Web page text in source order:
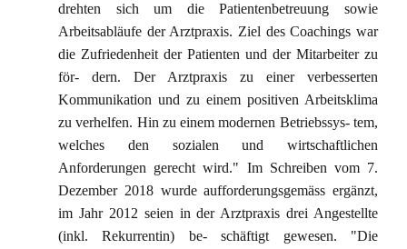
drehten sich um die Patientenbetreuung sowie
Arbeitsabläufe der Arztpraxis. Ziel des Coachings war
die Zufriedenheit der Patienten und der Mitarbeiter zu
för- dern. Der Arztpraxis zu einer verbesserten
Kommunikation und zu einem positiven Arbeitsklima
zu verhelfen. Hin zu einem modernen Betriebssys- tem,
welches den sozialen und wirtschaftlichen
Anforderungen gerecht wird." Im Schreiben vom 7.
Dezember 2018 wurde aufforderungsgemäss ergänzt,
im Jahr 2012 seien in der Arztpraxis drei Angestellte
(inkl. Rekurrentin) be- schäftigt gewesen. "Die